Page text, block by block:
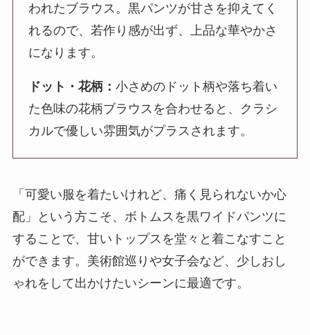
われたブラウス。黒パンツが甘さを抑えてく
れるので、若作り感が出ず、上品な華やかさ
になります。
ドット・花柄：小さめのドット柄や落ち着い
た色味の花柄ブラウスを合わせると、クラシ
カルで優しい雰囲気がプラスされます。
「可愛い服を着たいけれど、痛く見られないか心
配」という方こそ、ボトムスを黒ワイドパンツに
することで、甘いトップスを堂々と着こなすこと
ができます。美術館巡りや女子会など、少しおし
ゃれをして出かけたいシーンに最適です。